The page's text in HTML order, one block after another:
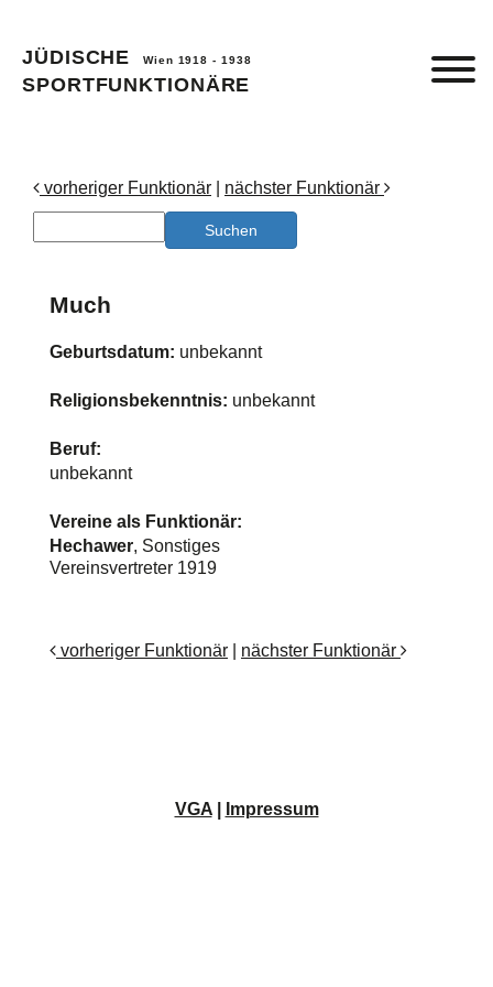
JÜDISCHE Wien 1918 - 1938
SPORTFUNKTIONÄRE
vorheriger Funktionär nächster Funktionär
Much
Geburtsdatum: unbekannt
Religionsbekenntnis: unbekannt
Beruf:
unbekannt
Vereine als Funktionär:
Hechawer, Sonstiges
Vereinsvertreter 1919
vorheriger Funktionär nächster Funktionär
VGA| Impressum